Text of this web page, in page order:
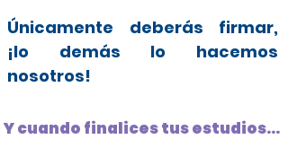
Únicamente deberás firmar,
¡lo demás lo hacemos
nosotros!
Y cuando finalices tus estudios...